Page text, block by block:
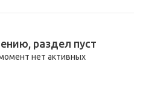
раздел пуст
нет активных